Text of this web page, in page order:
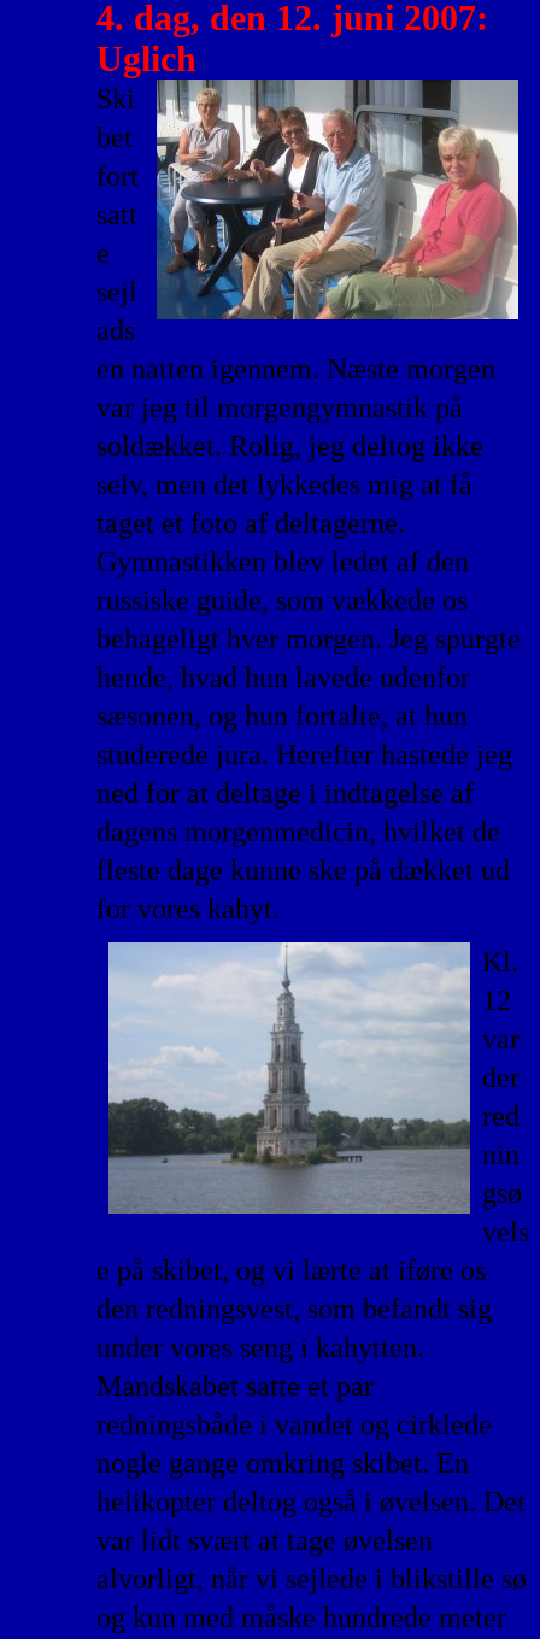
4. dag, den 12. juni 2007:
Uglich
Ski
bet
fort
satt
e
sejl
ads
en natten igennem. Næste morgen
var jeg til morgengymnastik på
soldækket. Rolig, jeg deltog ikke
selv, men det lykkedes mig at få
taget et foto af deltagerne.
Gymnastikken blev ledet af den
russiske guide, som vækkede os
behageligt hver morgen. Jeg spurgte
hende, hvad hun lavede udenfor
sæsonen, og hun fortalte, at hun
studerede jura. Herefter hastede jeg
ned for at deltage i indtagelse af
dagens morgenmedicin, hvilket de
fleste dage kunne ske på dækket ud
for vores kahyt.
Kl.
12
var
der
red
nin
gsø
vels
e på skibet, og vi lærte at iføre os
den redningsvest, som befandt sig
under vores seng i kahytten.
Mandskabet satte et par
redningsbåde i vandet og cirklede
nogle gange omkring skibet. En
helikopter deltog også i øvelsen. Det
var lidt svært at tage øvelsen
alvorligt, når vi sejlede i blikstille sø
og kun med måske hundrede meter